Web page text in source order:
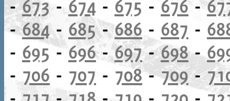
-673-674 - 675 - 676-
-684- 685-686 - 687 -
- 695-696-697-698-
- 706 - 707 - 708-709-